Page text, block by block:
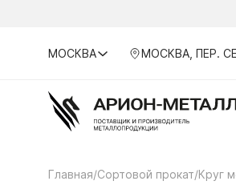
МОСКВА МОСКВА, ПЕР.
Главная/Сортовой прокат/Круг